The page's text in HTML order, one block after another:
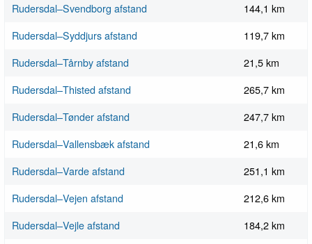
Rudersdal–Svendborg afstand
144,1 km
Rudersdal–Syddjurs afstand
119,7 km
Rudersdal–Tårnby afstand
21,5 km
Rudersdal–Thisted afstand
265,7 km
Rudersdal–Tønder afstand
247,7 km
Rudersdal–Vallensbæk afstand
21,6 km
Rudersdal–Varde afstand
251,1 km
Rudersdal–Vejen afstand
212,6 km
Rudersdal–Vejle afstand
184,2 km